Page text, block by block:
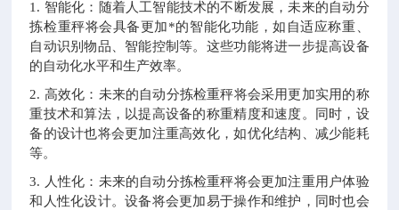
1. 智能化：随着人工智能技术的不断发展，未来的自动分
拣检重秤将会具备更加*的智能化功能，如自适应称重、
自动识别物品、智能控制等。这些功能将进一步提高设备
的自动化水平和生产效率。
2. 高效化：未来的自动分拣检重秤将会采用更加实用的称
重技术和算法，以提高设备的称重精度和速度。同时，设
备的设计也将会更加注重高效化，如优化结构、减少能耗
等。
3. 人性化：未来的自动分拣检重秤将会更加注重用户体验
和人性化设计。设备将会更加易于操作和维护，同时也会